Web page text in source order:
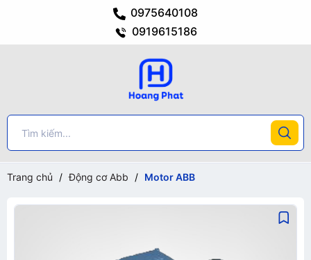
0975640108
0919615186
Trang chủ / Động cơ Abb / Motor ABB